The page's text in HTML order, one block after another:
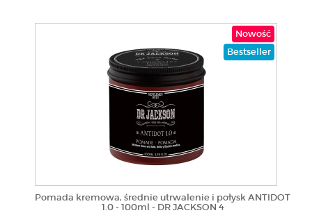
Nowość
Bestseller
Pomada kremowa, średnie utrwalenie i połysk ANTIDOT
1.0 - 100ml - DR JACKSON 4